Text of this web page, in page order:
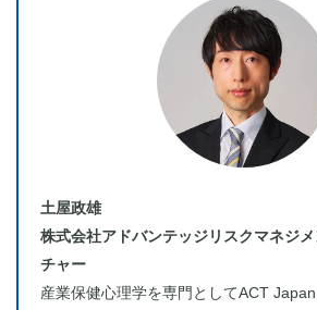
土屋政雄
株式会社アドバンテッジリスクマネジ
チャー
産業保健心理学を専門としてACT